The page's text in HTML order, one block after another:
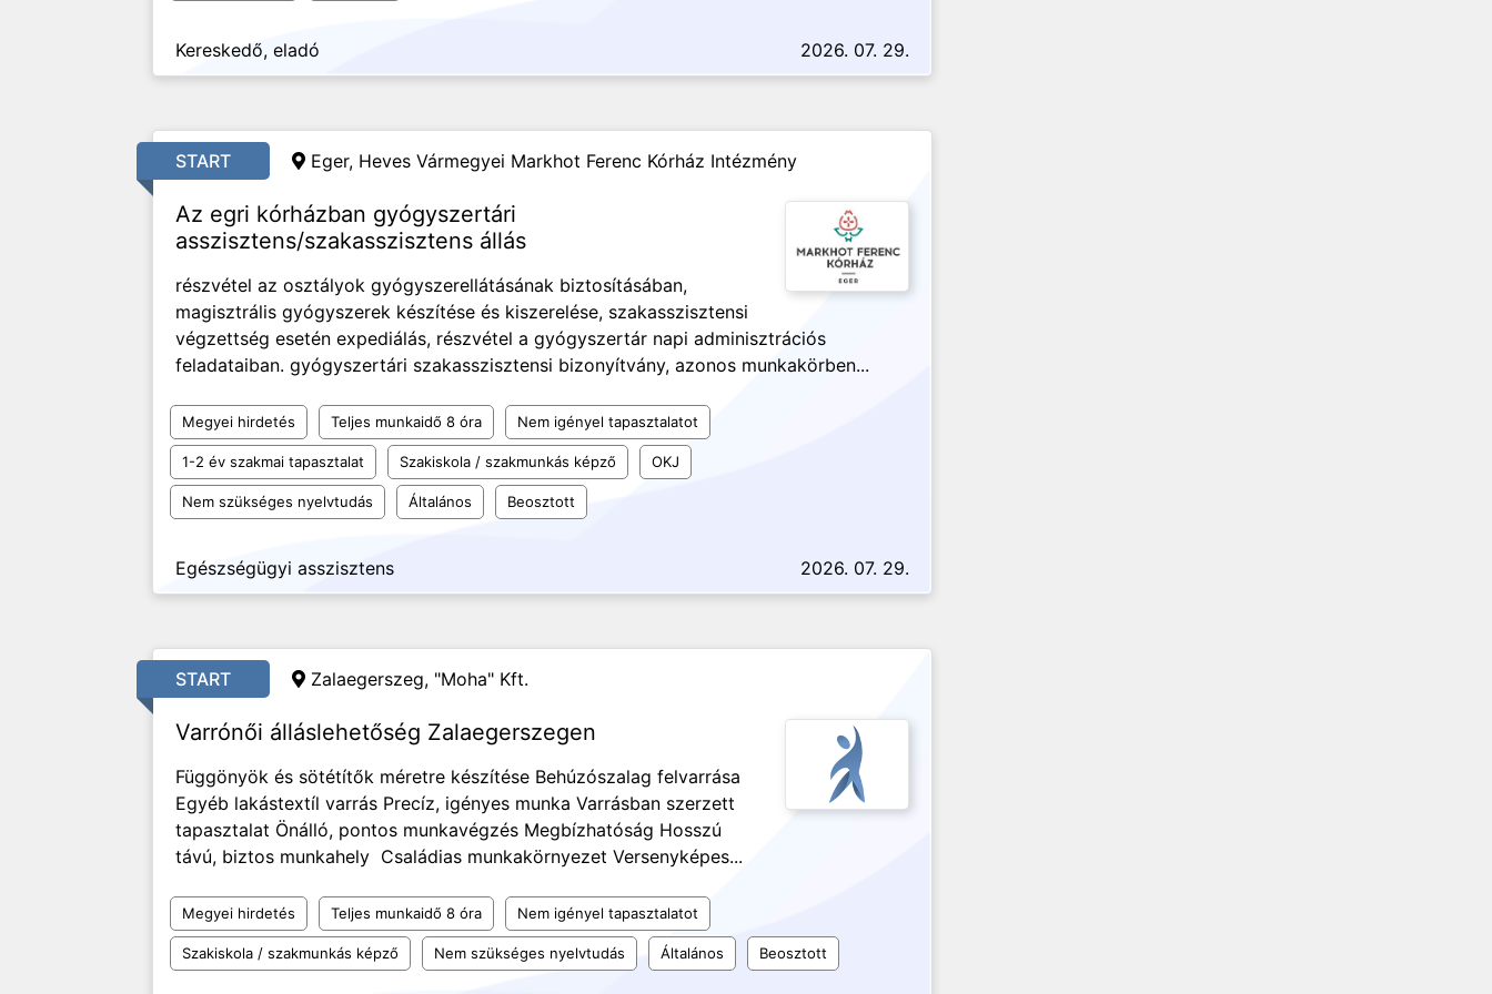
Kereskedő, eladó 2026. 07. 29.
START Eger, Heves Vármegyei Markhot Ferenc Kórház Intézmény
Az egri kórházban gyógyszertári
asszisztens/szakasszisztens állás
részvétel az osztályok gyógyszerellátásának biztosításában,
magisztrális gyógyszerek készítése és kiszerelése, szakasszisztensi
végzettség esetén expediálás, részvétel a gyógyszertár napi adminisztrációs
feladataiban. gyógyszertári szakasszisztensi bizonyítvány, azonos munkakörben...
Megyei hirdetés Teljes munkaidő 8 óra Nem igényel tapasztalatot
1-2 év szakmai tapasztalat Szakiskola / szakmunkás képző OKJ
Nem szükséges nyelvtudás Általános Beosztott
Egészségügyi asszisztens 2026. 07. 29.
START Zalaegerszeg, "Moha" Kft.
Varrónői álláslehetőség Zalaegerszegen
Függönyök és sötétítők méretre készítése Behúzószalag felvarrása
Egyéb lakástextíl varrás Precíz, igényes munka Varrásban szerzett
tapasztalat Önálló, pontos munkavégzés Megbízhatóság Hosszú
távú, biztos munkahely Családias munkakörnyezet Versenyképes...
Megyei hirdetés Teljes munkaidő 8 óra Nem igényel tapasztalatot
Szakiskola / szakmunkás képző Nem szükséges nyelvtudás Általános Beosztott